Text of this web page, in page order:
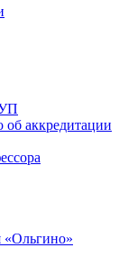
об аккредитации
«Ольгино»